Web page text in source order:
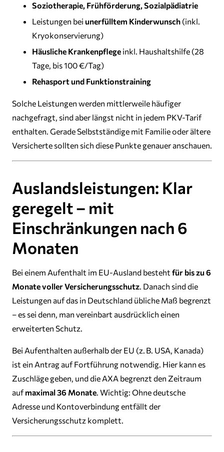
Soziotherapie, Frühförderung, Sozialpädiatrie
Leistungen bei unerfülltem Kinderwunsch (inkl.
Kryokonservierung)
Häusliche Krankenpflege inkl. Haushaltshilfe (28
Tage, bis 100 €/Tag)
Rehasport und Funktionstraining
Solche Leistungen werden mittlerweile häufiger
nachgefragt, sind aber längst nicht in jedem PKV-Tarif
enthalten. Gerade Selbstständige mit Familie oder ältere
Versicherte sollten sich diese Punkte genauer anschauen.
Auslandsleistungen: Klar
geregelt – mit
Einschränkungen nach 6
Monaten
Bei einem Aufenthalt im EU-Ausland besteht für bis zu 6
Monate voller Versicherungsschutz. Danach sind die
Leistungen auf das in Deutschland übliche Maß begrenzt
– es sei denn, man vereinbart ausdrücklich einen
erweiterten Schutz.
Bei Aufenthalten außerhalb der EU (z. B. USA, Kanada)
ist ein Antrag auf Fortführung notwendig. Hier kann es
Zuschläge geben, und die AXA begrenzt den Zeitraum
aufmaximal 36 Monate. Wichtig: Ohne deutsche
Adresse und Kontoverbindung entfällt der
Versicherungsschutz komplett.